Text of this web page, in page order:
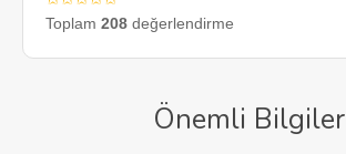
Toplam 208 değerlendirme
Önemli Bilgiler